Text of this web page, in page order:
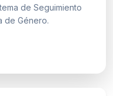
de Seguimiento
de Género.